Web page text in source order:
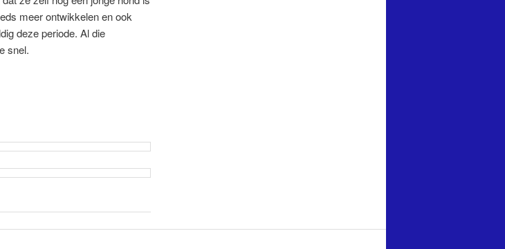
meer ontwikkelen en ook
deze periode. Al die
snel.